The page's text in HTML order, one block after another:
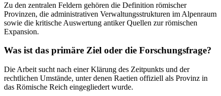
Zu den zentralen Feldern gehören die Definition römischer
Provinzen, die administrativen Verwaltungsstrukturen im Alpenraum
sowie die kritische Auswertung antiker Quellen zur römischen
Expansion.
Was ist das primäre Ziel oder die Forschungsfrage?
Die Arbeit sucht nach einer Klärung des Zeitpunkts und der
rechtlichen Umstände, unter denen Raetien offiziell als Provinz in
das Römische Reich eingegliedert wurde.